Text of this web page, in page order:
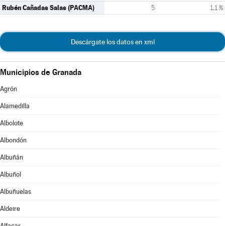
Rubén Cañadas Salas (PACMA) 5 1,1 %
Descárgate los datos en xml
Municipios de Granada
Agrón
Alamedilla
Albolote
Albondón
Albuñán
Albuñol
Albuñuelas
Aldeire